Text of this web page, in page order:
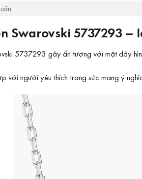
Swarovski 5737293
5737293 gây ấn tượng với mặt dây
với người yêu thích trang sức mang ý